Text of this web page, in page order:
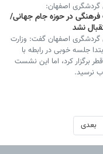
اصفهان:
در حوزه جام جهانی/
نشد
اصفهان گفت: وزارت
جلسه خوبی در رابطه با
برگزار کرد، اما این نشست
نرسید.
بعدی